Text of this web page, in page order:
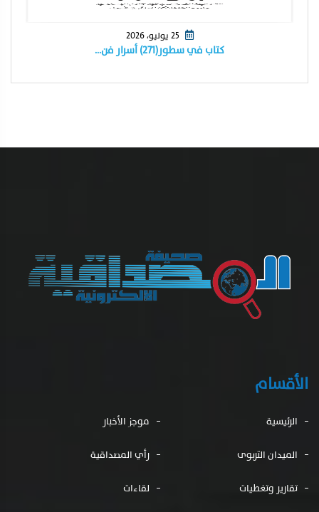
كتاب في سطور(٢٧١) أسرار فن…
الأقسام
الرئيسية موجز الأخبار
الميدان التربوى رأي المصداقية
تقارير وتغطيات لقاءات